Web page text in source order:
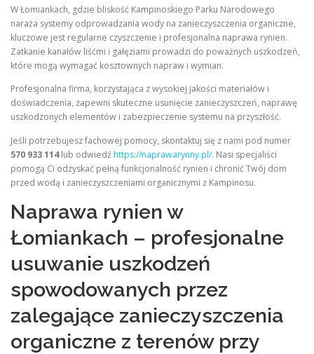
W Łomiankach, gdzie bliskość Kampinoskiego Parku Narodowego
naraża systemy odprowadzania wody na zanieczyszczenia organiczne,
kluczowe jest regularne czyszczenie i profesjonalna naprawa rynien.
Zatkanie kanałów liśćmi i gałęziami prowadzi do poważnych uszkodzeń,
które mogą wymagać kosztownych napraw i wymian.
Profesjonalna firma, korzystająca z wysokiej jakości materiałów i
doświadczenia, zapewni skuteczne usunięcie zanieczyszczeń, naprawę
uszkodzonych elementów i zabezpieczenie systemu na przyszłość.
Jeśli potrzebujesz fachowej pomocy, skontaktuj się z nami pod numer
570 933 114lub odwiedźhttps://naprawarynny.pl/. Nasi specjaliści
pomogą Ci odzyskać pełną funkcjonalność rynien i chronić Twój dom
przed wodą i zanieczyszczeniami organicznymi z Kampinosu.
Naprawa rynien w
Łomiankach – profesjonalne
usuwanie uszkodzeń
spowodowanych przez
zalegające zanieczyszczenia
organiczne z terenów przy